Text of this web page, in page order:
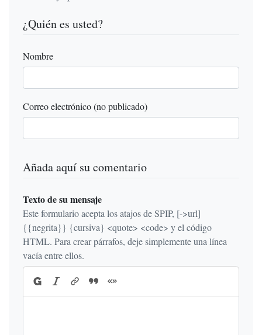
¿Quién es usted?
Nombre
Correo electrónico (no publicado)
Añada aquí su comentario
Texto de su mensaje
Este formulario acepta los atajos de SPIP, [->url]
{{negrita}} {cursiva} <quote> <code> y el código
HTML. Para crear párrafos, deje simplemente una línea
vacía entre ellos.